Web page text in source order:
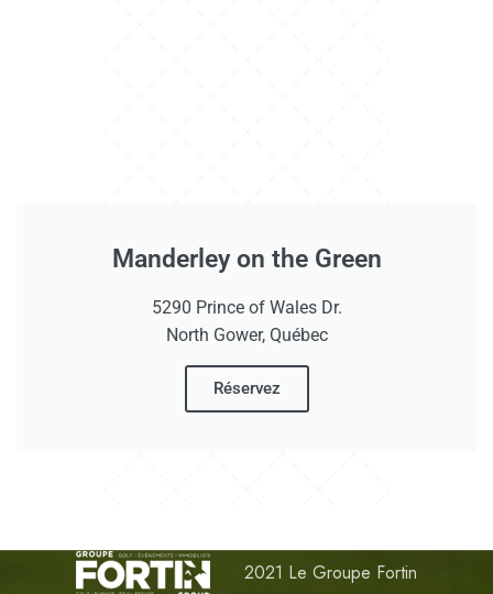
Manderley on the Green
5290 Prince of Wales Dr.
North Gower, Québec
Réservez
2021 Le Groupe Fortin